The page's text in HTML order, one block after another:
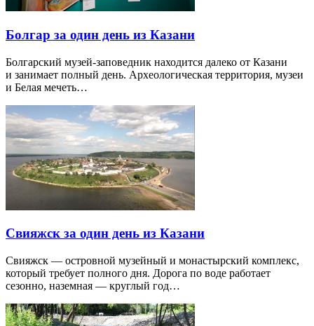
Болгар за один день из Казани
Болгарский музей-заповедник находится далеко от Казани
и занимает полный день. Археологическая территория, музеи
и Белая мечеть…
Свияжск за один день из Казани
Свияжск — островной музейный и монастырский комплекс,
который требует полного дня. Дорога по воде работает
сезонно, наземная — круглый год…